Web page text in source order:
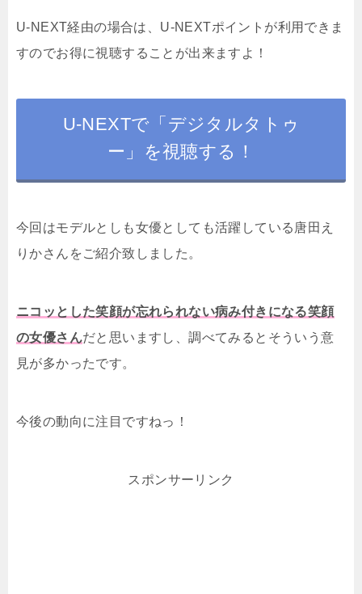
U-NEXT経由の場合は、U-NEXTポイントが利用できま
すのでお得に視聴することが出来ますよ！
U-NEXTで「デジタルタトゥ
ー」を視聴する！
今回はモデルとしも女優としても活躍している唐田え
りかさんをご紹介致しました。
ニコッとした笑顔が忘れられない病み付きになる笑顔
の女優さんだと思いますし、調べてみるとそういう意
見が多かったです。
今後の動向に注目ですねっ！
スポンサーリンク